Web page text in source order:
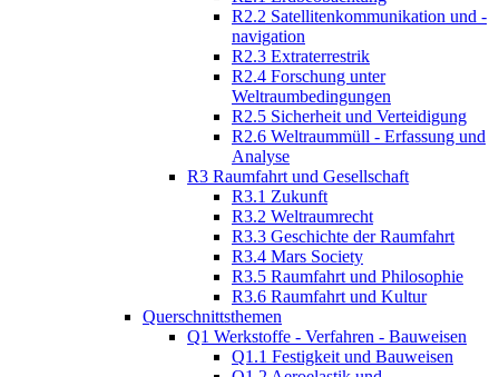
R2.2 Satellitenkommunikation und -
navigation
R2.3 Extraterrestrik
R2.4 Forschung unter
Weltraumbedingungen
R2.5 Sicherheit und Verteidigung
R2.6 Weltraummüll - Erfassung und
Analyse
R3 Raumfahrt und Gesellschaft
R3.1 Zukunft
R3.2 Weltraumrecht
R3.3 Geschichte der Raumfahrt
R3.4 Mars Society
R3.5 Raumfahrt und Philosophie
R3.6 Raumfahrt und Kultur
Querschnittsthemen
Q1 Werkstoffe - Verfahren - Bauweisen
Q1.1 Festigkeit und Bauweisen